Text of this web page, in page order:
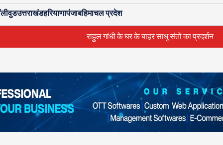
उत्तराखंडहरियाणापंजाबहिमाचल प्रदेश
राहुल गांधी के घर के बाहर साधु संतों का प्रदर्शन दिल्ली में मौत के